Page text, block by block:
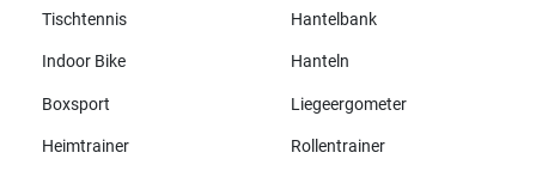
Tischtennis Hantelbank
Indoor Bike Hanteln
Boxsport Liegeergometer
Heimtrainer Rollentrainer